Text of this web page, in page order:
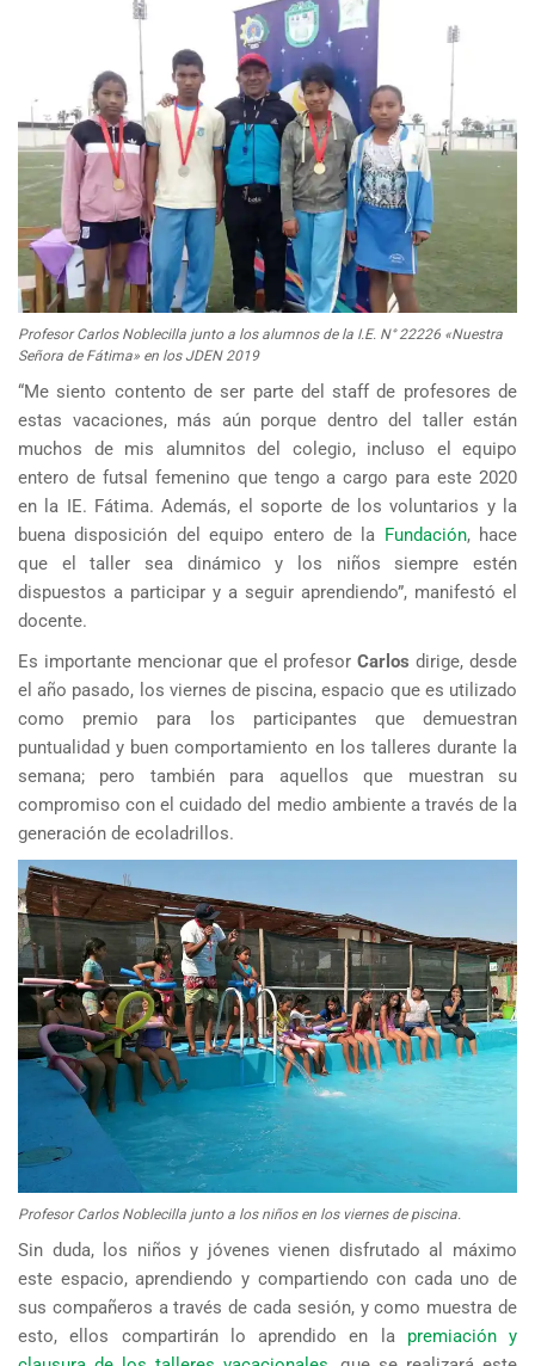
Profesor Carlos Noblecilla junto a los alumnos de la I.E. N° 22226 «Nuestra
Señora de Fátima» en los JDEN 2019
“Me siento contento de ser parte del staff de profesores de
estas vacaciones, más aún porque dentro del taller están
muchos de mis alumnitos del colegio, incluso el equipo
entero de futsal femenino que tengo a cargo para este 2020
en la IE. Fátima. Además, el soporte de los voluntarios y la
buena disposición del equipo entero de la Fundación, hace
que el taller sea dinámico y los niños siempre estén
dispuestos a participar y a seguir aprendiendo”, manifestó el
docente.
Es importante mencionar que el profesorCarlos dirige, desde
el año pasado, los viernes de piscina, espacio que es utilizado
como premio para los participantes que demuestran
puntualidad y buen comportamiento en los talleres durante la
semana; pero también para aquellos que muestran su
compromiso con el cuidado del medio ambiente a través de la
generación de ecoladrillos.
Profesor Carlos Noblecilla junto a los niños en los viernes de piscina.
Sin duda, los niños y jóvenes vienen disfrutado al máximo
este espacio, aprendiendo y compartiendo con cada uno de
sus compañeros a través de cada sesión, y como muestra de
esto, ellos compartirán lo aprendido en la premiación y